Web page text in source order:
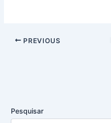
PREVIOUS
Pesquisar